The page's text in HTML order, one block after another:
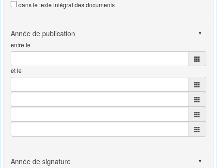
dans le texte intégral des documents
entre le
et le